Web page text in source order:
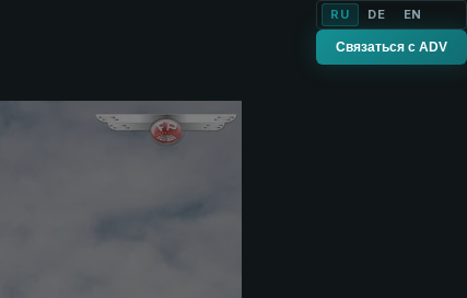
RU DE EN
Связаться с ADV